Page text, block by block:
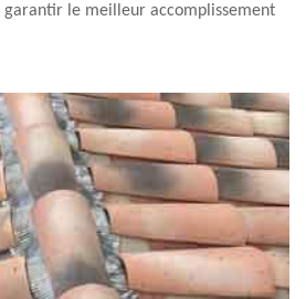
le meilleur accomplissement